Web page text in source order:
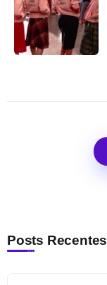
Posts Recentes